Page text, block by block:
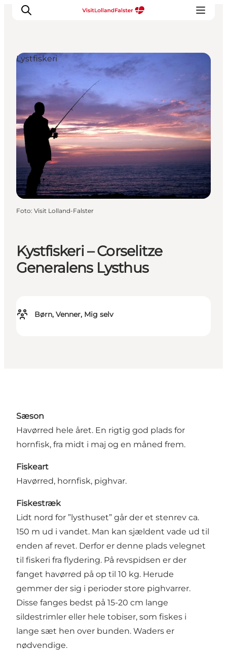
Oplevelser
I naturen
For børn
Kultur
Gastronomi
Planlæg din ferie
Kystfiskeri – Corselitze
Generalens Lysthus
Børn, Venner, Mig selv
Lystfiskeri
Foto: Visit Lolland-Falster
Sæson
Havørred hele året. En rigtig god plads for
hornfisk, fra midt i maj og en måned frem.
Fiskeart
Havørred, hornfisk, pighvar.
Fiskestræk
Lidt nord for ”lysthuset” går der et stenrev ca.
150 m ud i vandet. Man kan sjældent vade ud til
enden af revet. Derfor er denne plads velegnet
til fiskeri fra flydering. På revspidsen er der
fanget havørred på op til 10 kg. Herude
gemmer der sig i perioder store pighvarrer.
Disse fanges bedst på 15-20 cm lange
sildestrimler eller hele tobiser, som fiskes i
lange sæt hen over bunden. Waders er
nødvendige.